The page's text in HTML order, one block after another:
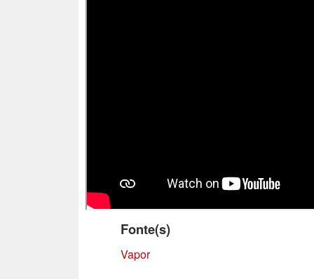
Fonte(s)
Vapor